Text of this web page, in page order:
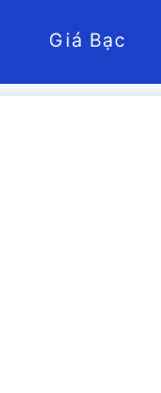
Giá Bạc